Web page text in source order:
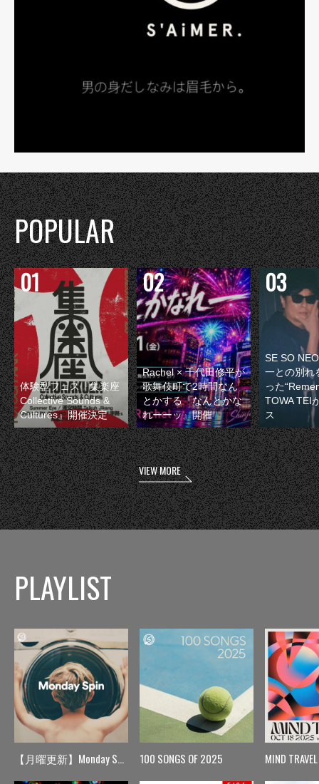
POPULAR
体験型フェス『集楽座
Collective Sounds &
Cultures』開催決定
Rachel × 千代田修平が
歌舞伎町で2時間なん
とかする『なんとかな
れーーッ』開催
SE SO
一との別れ
った
TOWA TEI
ス
VIEW MORE
PLAYLIST
【月曜更新】Monday Spin 100 SONGS OF 2025 MIND TRAVEL